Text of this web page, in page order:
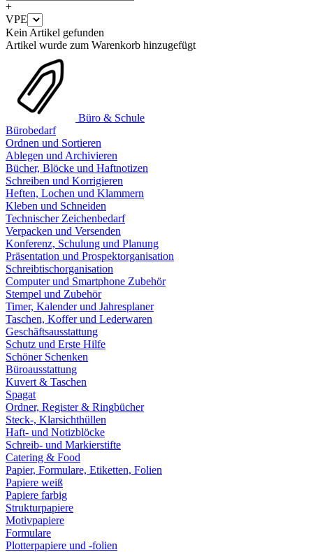
+
VPE
Kein Artikel gefunden
Artikel wurde zum Warenkorb hinzugefügt
Büro & Schule
Bürobedarf
Ordnen und Sortieren
Ablegen und Archivieren
Bücher, Blöcke und Haftnotizen
Schreiben und Korrigieren
Heften, Lochen und Klammern
Kleben und Schneiden
Technischer Zeichenbedarf
Verpacken und Versenden
Konferenz, Schulung und Planung
Präsentation und Prospektorganisation
Schreibtischorganisation
Computer und Smartphone Zubehör
Stempel und Zubehör
Timer, Kalender und Jahresplaner
Taschen, Koffer und Lederwaren
Geschäftsausstattung
Schutz und Erste Hilfe
Schöner Schenken
Büroausstattung
Kuvert & Taschen
Spagat
Ordner, Register & Ringbücher
Steck-, Klarsichthüllen
Haft- und Notizblöcke
Schreib- und Markierstifte
Catering & Food
Papier, Formulare, Etiketten, Folien
Papiere weiß
Papiere farbig
Strukturpapiere
Motivpapiere
Formulare
Plotterpapiere und -folien